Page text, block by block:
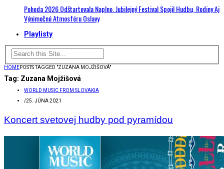
Pohoda 2026 Odštartovala Naplno. Jubilejný Festival Spojil Hudbu, Rodiny Aj
Výnimočnú Atmosféru Oslavy
Playlisty
HOMEPOSTS TAGGED "ZUZANA MOJŽIŠOVÁ"
Tag: Zuzana Mojžišová
WORLD MUSIC FROM SLOVAKIA
/25. JÚNA 2021
Koncert svetovej hudby pod pyramídou